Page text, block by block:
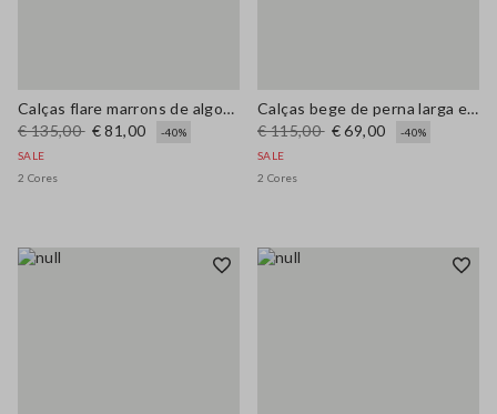
Calças flare marrons de algodão elástico
€ 135,00 € 81,00
-40%
SALE
2 Cores
Calças bege de perna larga em algodão elástico
€ 115,00 € 69,00
-40%
SALE
2 Cores